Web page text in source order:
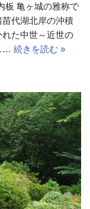
板 亀ヶ城の雅称で
代湖北岸の沖積
た中世～近世の
… 続きを読む »